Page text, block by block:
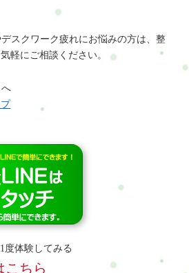
スクワーク疲れにお悩みの方は、整
軽にご相談ください。
体験してみる
こちら